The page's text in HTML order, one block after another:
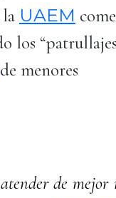
UAEM
los
de menores
de mejor